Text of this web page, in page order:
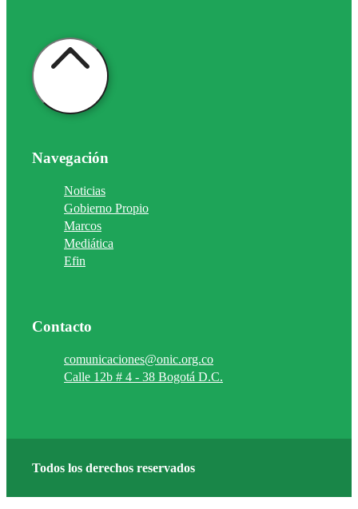
Navegación
Noticias
Gobierno Propio
Marcos
Mediática
Efin
Contacto
comunicaciones@onic.org.co
Calle 12b # 4 - 38 Bogotá D.C.
Todos los derechos reservados